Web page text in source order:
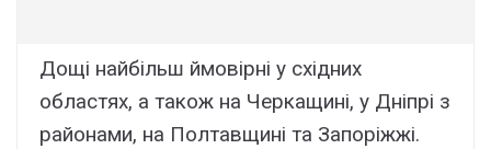
Дощі найбільш ймовірні у східних
областях, а також на Черкащині, у Дніпрі з
районами, на Полтавщині та Запоріжжі.